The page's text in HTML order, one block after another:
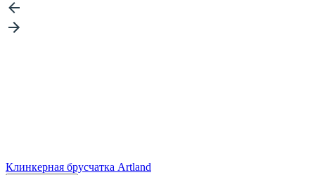
Клинкерная брусчатка Artland